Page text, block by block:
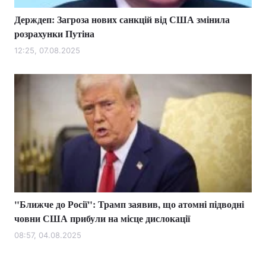
Держдеп: Загроза нових санкцій від США змінила
розрахунки Путіна
12:25, 07.08.2025
"Ближче до Росії": Трамп заявив, що атомні підводні
човни США прибули на місце дислокації
08:57, 04.08.2025